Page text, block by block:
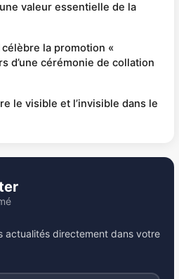
valeur essentielle de la
célèbre la promotion «
d’une cérémonie de collation
le visible et l’invisible dans le
actualités directement dans votre